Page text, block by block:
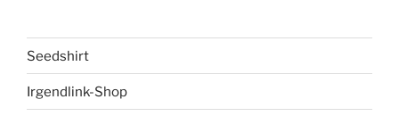
Seedshirt
Irgendlink-Shop